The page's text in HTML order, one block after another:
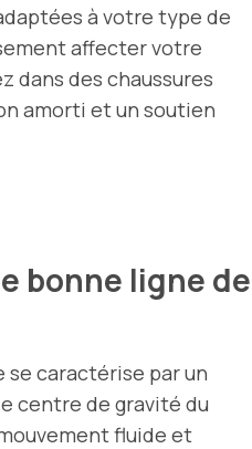
à votre type de
affecter votre
dans des chaussures
amorti et un soutien
bonne ligne de
se caractérise par un
centre de gravité du
fluide et